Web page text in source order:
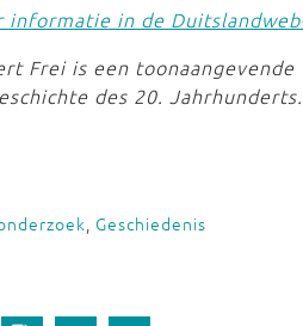
informatie in de
Frei is een
des 20. Jahrhunderts.
, Geschiedenis